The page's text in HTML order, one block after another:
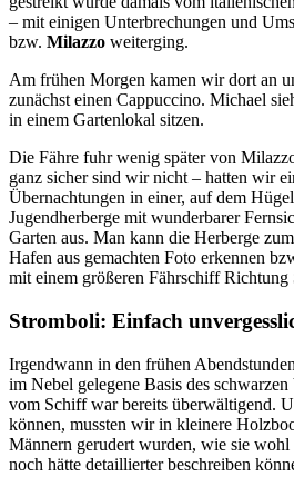
– mit einigen Unterbrechungen und
bzw. Milazzo weiterging.
Am frühen Morgen kamen wir dort an
zunächst einen Cappuccino. Michael
in einem Gartenlokal sitzen.
Die Fähre fuhr wenig später von
ganz sicher sind wir nicht – hatten wir
Übernachtungen in einer, auf dem
Jugendherberge mit wunderbarer
Garten aus. Man kann die Herberge
Hafen aus gemachten Foto erkennen
mit einem größeren Fährschiff Richtung
Stromboli: Einfach
Irgendwann in den frühen
im Nebel gelegene Basis des
vom Schiff war bereits überwältigend.
können, mussten wir in kleinere
Männern gerudert wurden, wie sie
noch hätte detaillierter beschreiben